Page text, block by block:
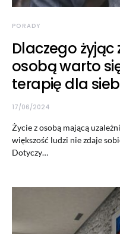
PORADY
Dlaczego żyjąc
osobą warto
terapię dla
17/06/2024
Życie z osobą mającą
większość ludzi nie zdaje
Dotyczy…